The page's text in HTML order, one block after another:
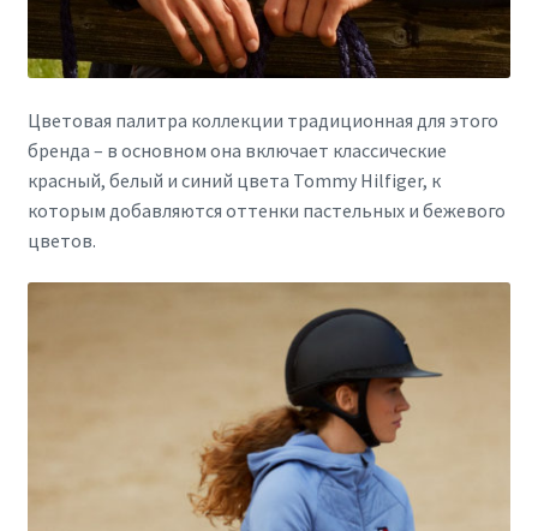
Цветовая палитра коллекции традиционная для этого
бренда – в основном она включает классические
красный, белый и синий цвета Tommy Hilfiger, к
которым добавляются оттенки пастельных и бежевого
цветов.